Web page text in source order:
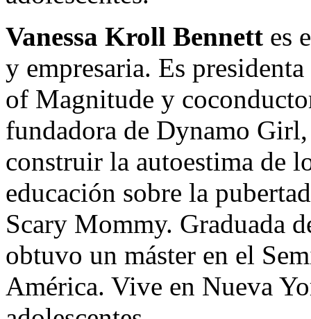
Vanessa Kroll Bennett es
y empresaria. Es
of Magnitude y
fundadora de Dynamo
construir la autoestima de
educación sobre la
Scary Mommy. Graduada
obtuvo un máster en el
América. Vive en Nueva